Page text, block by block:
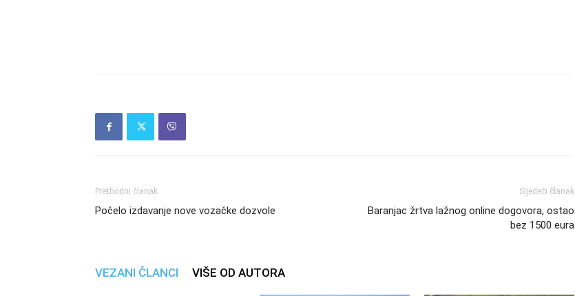
Prethodni članak
Počelo izdavanje nove vozačke dozvole
Sljedeći članak
Baranjac žrtva lažnog online dogovora, ostao
bez 1500 eura
VEZANI ČLANCI VIŠE OD AUTORA